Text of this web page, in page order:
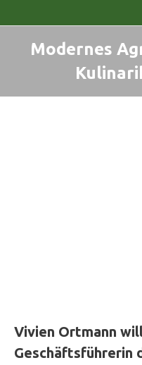
Modernes
Vivien Ortmann
Geschäftsführerin